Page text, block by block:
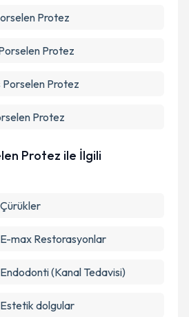
Talebini Gönder
Protez
Protez
Porselen Protez
Protez
Protez ile İlgili
max Restorasyonlar
(Kanal Tedavisi)
dolgular